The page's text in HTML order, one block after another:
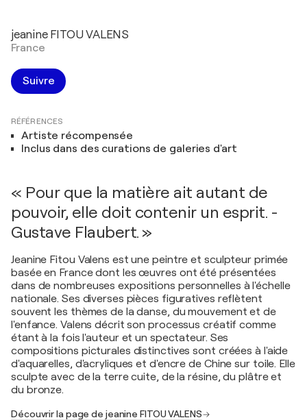
jeanine FITOU VALENS
France
Suivre
RÉFÉRENCES
Artiste récompensée
Inclus dans des curations de galeries d'art
« Pour que la matière ait autant de
pouvoir, elle doit contenir un esprit. -
Gustave Flaubert. »
Jeanine Fitou Valens est une peintre et sculpteur primée
basée en France dont les œuvres ont été présentées
dans de nombreuses expositions personnelles à l'échelle
nationale. Ses diverses pièces figuratives reflètent
souvent les thèmes de la danse, du mouvement et de
l'enfance. Valens décrit son processus créatif comme
étant à la fois l'auteur et un spectateur. Ses
compositions picturales distinctives sont créées à l'aide
d'aquarelles, d'acryliques et d'encre de Chine sur toile. Elle
sculpte avec de la terre cuite, de la résine, du plâtre et
du bronze.
Découvrir la page de jeanine FITOU VALENS